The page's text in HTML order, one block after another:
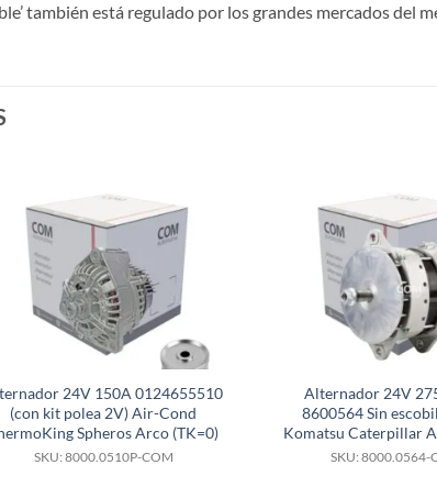
también está regulado por los grandes mercados del
24V 150A 0124655510
(con kit polea 2V) Air-Cond
Spheros Arco (TK=0)
SKU: 8000.0510P-COM
Alternador 24V
8600564 Sin
Komatsu Caterpillar
SKU: 8000.0564-